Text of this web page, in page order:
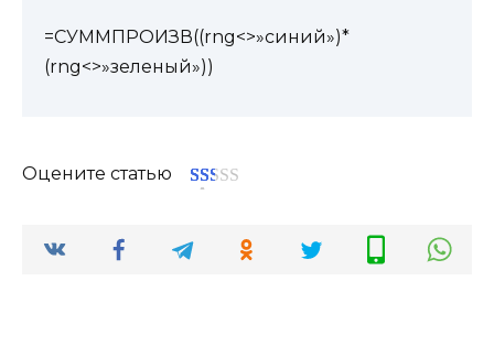
=СУММПРОИЗВ((rng<>»синий»)*
(rng<>»зеленый»))
Оцените статью